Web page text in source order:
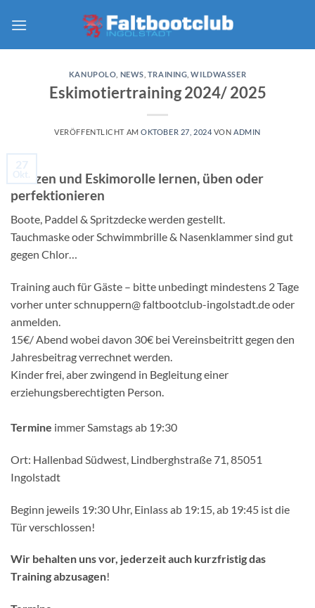
Inhalt
KANUPOLO NEWS TRAINING ,WILDWASSER
Eskimotiertraining 2024/ 2025
VERÖFFENTLICHT AMOKTOBER 27, 2024 VON ADMIN
27
Okt.
Stützen und Eskimorolle lernen, üben oder
perfektionieren
Boote, Paddel & Spritzdecke werden gestellt.
Tauchmaske oder Schwimmbrille & Nasenklammer sind gut
gegen Chlor…
Training auch für Gäste – bitte unbedingt mindestens 2 Tage
vorher unter schnuppern@ faltbootclub-ingolstadt.de oder
anmelden.
15€/ Abend wobei davon 30€ bei Vereinsbeitritt gegen den
Jahresbeitrag verrechnet werden.
Kinder frei, aber zwingend in Begleitung einer
erziehungsberechtigten Person.
Termine immer Samstags ab 19:30
Ort: Hallenbad Südwest, Lindberghstraße 71, 85051
Ingolstadt
Beginn jeweils 19:30 Uhr, Einlass ab 19:15, ab 19:45 ist die
Tür verschlossen!
Wir behalten uns vor, jederzeit auch kurzfristig das
Training abzusagen!